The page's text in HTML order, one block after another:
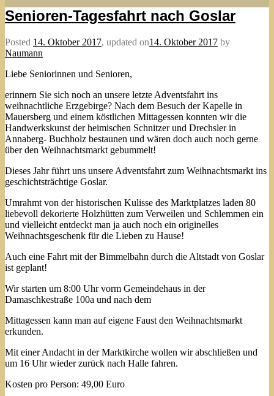
Senioren-Tagesfahrt nach Goslar
Posted 14. Oktober 2017, updated on14. Oktober 2017 by
Naumann
Liebe Seniorinnen und Senioren,
erinnern Sie sich noch an unsere letzte Adventsfahrt ins
weihnachtliche Erzgebirge? Nach dem Besuch der Kapelle in
Mauersberg und einem köstlichen Mittagessen konnten wir die
Handwerkskunst der heimischen Schnitzer und Drechsler in
Annaberg- Buchholz bestaunen und wären doch auch noch gerne
über den Weihnachtsmarkt gebummelt!
Dieses Jahr führt uns unsere Adventsfahrt zum Weihnachtsmarkt ins
geschichtsträchtige Goslar.
Umrahmt von der historischen Kulisse des Marktplatzes laden 80
liebevoll dekorierte Holzhütten zum Verweilen und Schlemmen ein
und vielleicht entdeckt man ja auch noch ein originelles
Weihnachtsgeschenk für die Lieben zu Hause!
Auch eine Fahrt mit der Bimmelbahn durch die Altstadt von Goslar
ist geplant!
Wir starten um 8:00 Uhr vorm Gemeindehaus in der
Damaschkestraße 100a und nach dem
Mittagessen kann man auf eigene Faust den Weihnachtsmarkt
erkunden.
Mit einer Andacht in der Marktkirche wollen wir abschließen und
um 16 Uhr wieder zurück nach Halle fahren.
Kosten pro Person: 49,00 Euro